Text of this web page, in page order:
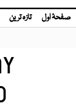
صفحۂ اول تازہ ترین